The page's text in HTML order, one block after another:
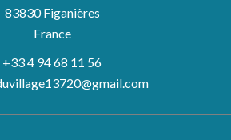
83830Figanières
France
+33 4 94 68 11 56